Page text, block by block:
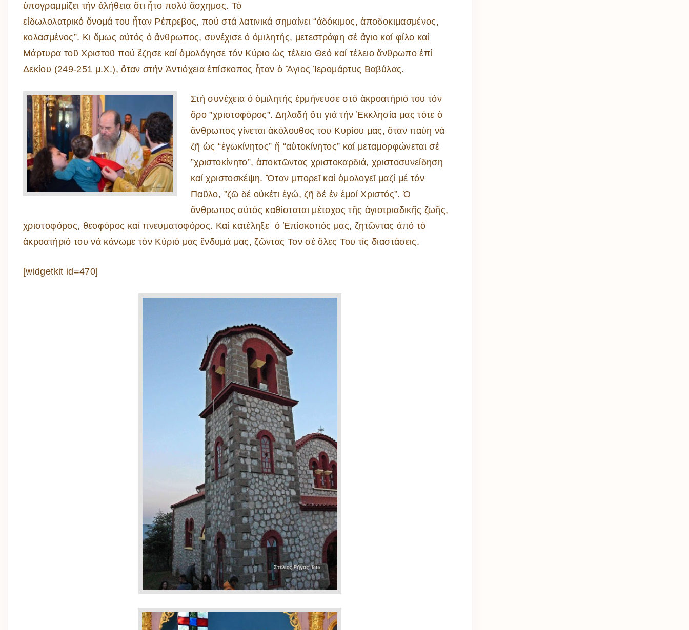
ὑπογραμμίζει τήν ἀλήθεια ὅτι ἦτο πολύ ἄσχημος. Τό
εἰδωλολατρικό ὄνομά του ἦταν Ρέπρεβος, πού στά λατινικά σημαίνει “ἀδόκιμος, ἀποδοκιμασμένος,
κολασμένος”. Κι ὅμως αὐτός ὁ ἄνθρωπος, συνέχισε ὁ ὁμιλητής, μετεστράφη σέ ἅγιο καί φίλο καί
Μάρτυρα τοῦ Χριστοῦ πού ἔζησε καί ὁμολόγησε τόν Κύριο ὡς τέλειο Θεό καί τέλειο ἄνθρωπο ἐπί
Δεκίου (249-251 μ.Χ.), ὅταν στήν Ἀντιόχεια ἐπίσκοπος ἦταν ὁ Ἅγιος Ἱερομάρτυς Βαβύλας.
Στή συνέχεια ὁ ὁμιλητής ἑρμήνευσε στό ἀκροατήριό του τόν
ὅρο ”χριστοφόρος”. Δηλαδή ὅτι γιά τήν Ἐκκλησία μας τότε ὁ
ἄνθρωπος γίνεται ἀκόλουθος του Κυρίου μας, ὅταν παύη νά
ζῆ ὡς “ἐγωκίνητος” ἤ “αὑτοκίνητος” καί μεταμορφώνεται σέ
”χριστοκίνητο”, ἀποκτῶντας χριστοκαρδιά, χριστοσυνείδηση
καί χριστοσκέψη. Ὅταν μπορεῖ καί ὁμολογεῖ μαζί μέ τόν
Παῦλο, ”ζῶ δέ οὐκέτι ἐγώ, ζῆ δέ ἐν ἐμοί Χριστός”. Ὁ
ἄνθρωπος αὐτός καθίσταται μέτοχος τῆς ἁγιοτριαδικῆς ζωῆς,
χριστοφόρος, θεοφόρος καί πνευματοφόρος. Καί κατέληξε ὁ Ἐπίσκοπός μας, ζητῶντας ἀπό τό
ἀκροατήριό του νά κάνωμε τόν Κύριό μας ἔνδυμά μας, ζῶντας Τον σέ ὅλες Του τίς διαστάσεις.
[widgetkit id=470]